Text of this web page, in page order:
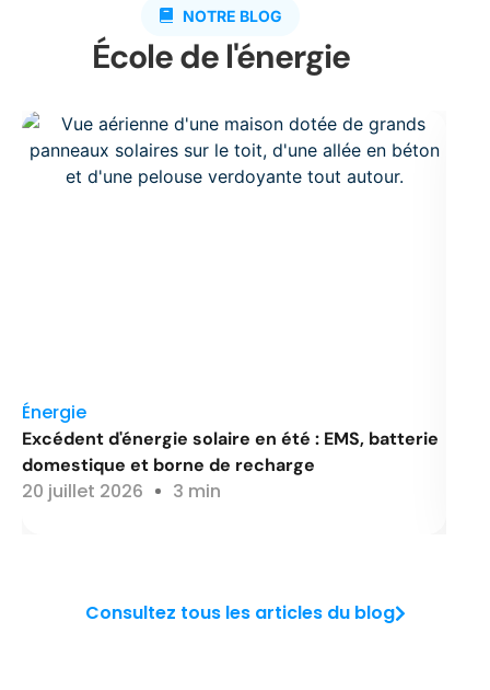
NOTRE BLOG
École de l'énergie
Énergie
Excédent d'énergie solaire en été : EMS, batterie
domestique et borne de recharge
20 juillet 2026 3 min
Consultez tous les articles du blog